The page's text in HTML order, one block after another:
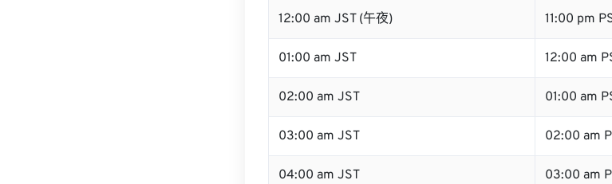
12:00 am JST (午夜) 11:00 pm
01:00 am JST 12:00 am
02:00 am JST 01:00 am
03:00 am JST 02:00 am
04:00 am JST 03:00 am